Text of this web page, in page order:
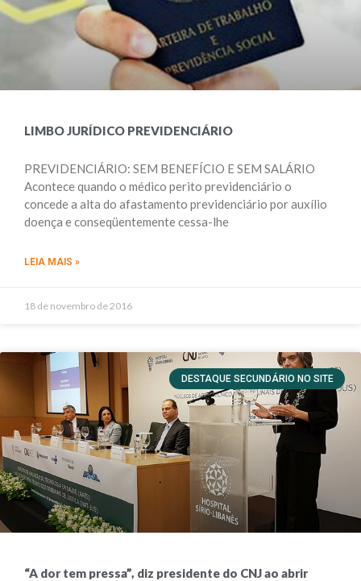
LIMBO JURÍDICO PREVIDENCIÁRIO
PREVIDENCIÁRIO: SEM BENEFÍCIO E SEM SALÁRIO
Acontece quando o médico perito previdenciário o
concede a alta do afastamento previdenciário por auxílio
doença e conseqüentemente cessa-lhe
LEIA MAIS »
18 de novembro de 2016
DESTAQUE SECUNDÁRIO NO SITE
“A dor tem pressa”, diz presidente do CNJ ao abrir